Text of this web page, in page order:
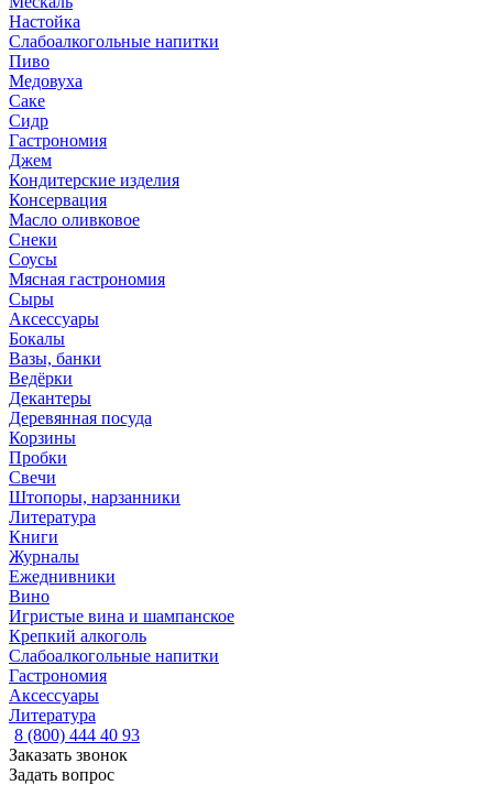
Настойка
Слабоалкогольные напитки
Пиво
Медовуха
Саке
Сидр
Гастрономия
Джем
Кондитерские изделия
Консервация
Масло оливковое
Снеки
Соусы
Мясная гастрономия
Сыры
Аксессуары
Бокалы
Вазы, банки
Ведёрки
Декантеры
Деревянная посуда
Корзины
Пробки
Свечи
Штопоры, нарзанники
Литература
Книги
Журналы
Ежеднивники
Вино
Игристые вина и шампанское
Крепкий алкоголь
Слабоалкогольные напитки
Гастрономия
Аксессуары
Литература
8 (800) 444 40 93
Заказать звонок
Задать вопрос